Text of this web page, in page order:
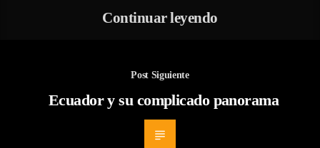
Continuar leyendo
Post Siguiente
Ecuador y su complicado panorama